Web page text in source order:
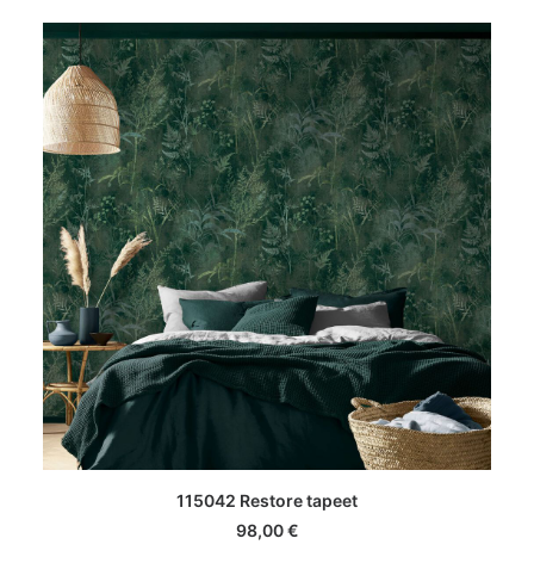
LISA KORVI
115042 Restore tapeet
98,00€